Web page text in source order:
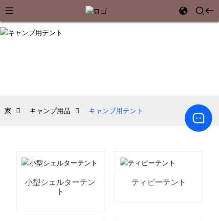
家 キャンプ用品 キャンプ用テント
小型シェルターテン
ト
ティピーテント